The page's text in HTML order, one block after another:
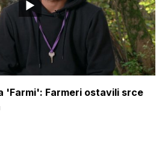
'Farmi': Farmeri ostavili srce